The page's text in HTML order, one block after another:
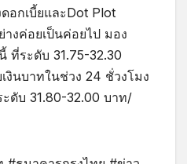
อกเบี้ยและDot Plot
งค่อยเป็นค่อยไป มอง
ที่ระดับ 31.75-32.30
นบาทในช่วง 24 ชั่วงโมง
ดับ 31.80-32.00 บาท/